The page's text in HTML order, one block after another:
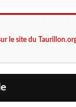
le site du